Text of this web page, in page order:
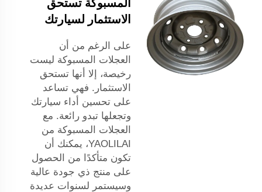
المسبوكة تستحق
الاستثمار لسيارتك
على الرغم من أن
العجلات المسبوكة ليست
رخيصة، إلا أنها تستحق
الاستثمار. فهي تساعد
على تحسين أداء سيارتك
وتجعلها تبدو رائعة. مع
العجلات المسبوكة من
YAOLILAI، يمكنك أن
تكون متأكدًا من الحصول
على منتج ذي جودة عالية
وسيستمر لسنوات عديدة